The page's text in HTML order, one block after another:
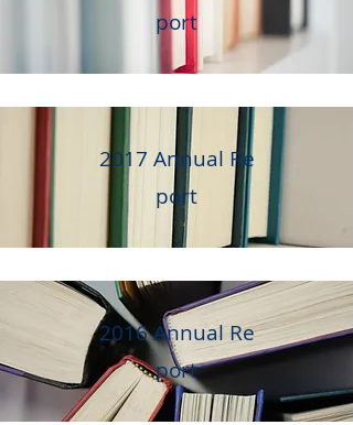
port
2017 Annual Re
port
2016 Annual Re
port